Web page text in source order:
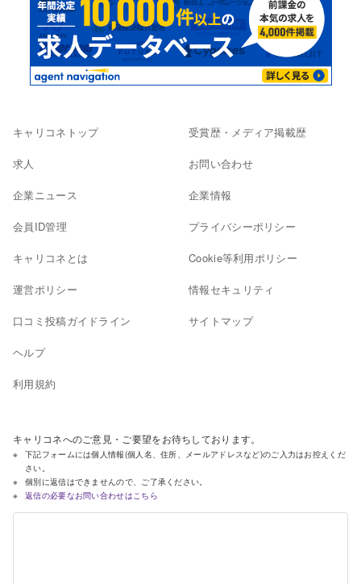
キャリコネトップ
求人
企業ニュース
会員ID管理
キャリコネとは
運営ポリシー
口コミ投稿ガイドライン
ヘルプ
利用規約
受賞歴・メディア掲載歴
お問い合わせ
企業情報
プライバシーポリシー
Cookie等利用ポリシー
情報セキュリティ
サイトマップ
キャリコネへのご意見・ご要望をお待ちしております。
下記フォームには個人情報(個人名、住所、メールアドレスなど)のご入力はお控えくだ
さい。
個別に返信はできませんので、ご了承ください。
返信の必要なお問い合わせはこちら